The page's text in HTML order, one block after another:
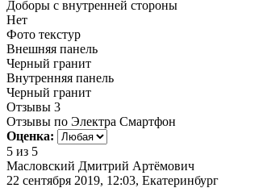
Доборы с внутренней стороны
Нет
Фото текстур
Внешняя панель
Черный гранит
Внутренняя панель
Черный гранит
Отзывы 3
Отзывы по Электра Смартфон
Оценка:
5 из 5
Масловский Дмитрий Артёмович
22 сентября 2019, 12:03, Екатеринбург